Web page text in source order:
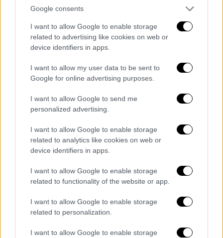
Google consents
I want to allow Google to enable storage
related to advertising like cookies on web or
device identifiers in apps.
I want to allow my user data to be sent to
Google for online advertising purposes.
I want to allow Google to send me
personalized advertising.
I want to allow Google to enable storage
related to analytics like cookies on web or
device identifiers in apps.
I want to allow Google to enable storage
related to functionality of the website or app.
I want to allow Google to enable storage
related to personalization.
I want to allow Google to enable storage
POPULAR VIDEOS
Κεντρικό...|06.08.2026 20:05
Κεντρικό δελτίο ειδήσεων 06/08/2026
ΑΠΟΣΠΑΣΜΑΤΑ...|06.08.2026 18:49
Φωτιά στη Σκύρο: Τεράστιες φλόγες και
ολονύχτια μάχη
Κεντρικό...|05.08.2026 19:49
Κεντρικό δελτίο ειδήσεων 05/08/2026